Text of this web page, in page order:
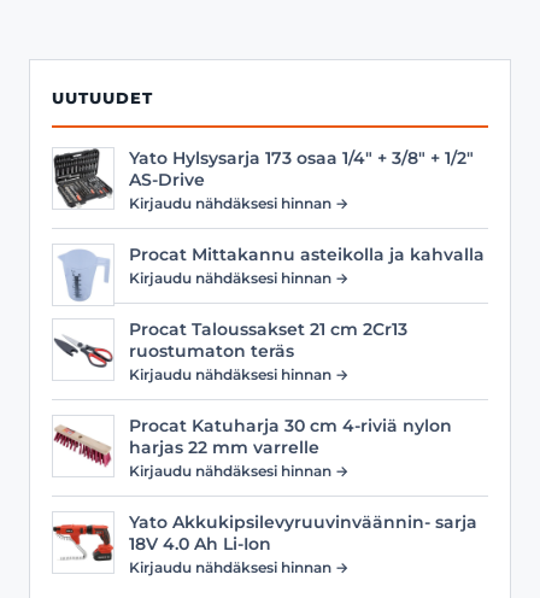
UUTUUDET
Yato Hylsysarja 173 osaa 1/4" + 3/8" + 1/2"
AS-Drive
Kirjaudu nähdäksesi hinnan →
Procat Mittakannu asteikolla ja kahvalla
Kirjaudu nähdäksesi hinnan →
Procat Taloussakset 21 cm 2Cr13
ruostumaton teräs
Kirjaudu nähdäksesi hinnan →
Procat Katuharja 30 cm 4-riviä nylon
harjas 22 mm varrelle
Kirjaudu nähdäksesi hinnan →
Yato Akkukipsilevyruuvinväännin- sarja
18V 4.0 Ah Li-Ion
Kirjaudu nähdäksesi hinnan →